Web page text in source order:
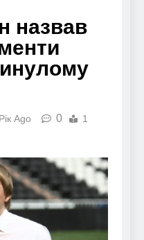
назвав
Ago 0
1